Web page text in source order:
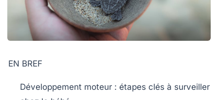
EN BREF
Développement moteur : étapes clés à surveiller